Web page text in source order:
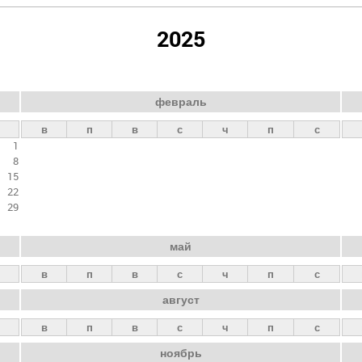
2025
1
8
15
22
29
февраль
в п в с ч п с
май
в п в с ч п с
август
в п в с ч п с
ноябрь